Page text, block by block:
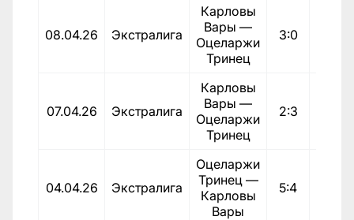
08.04.26 Экстралига
Карловы
Вары —
Оцеларжи
Тринец
3:0
07.04.26 Экстралига
Карловы
Вары —
Оцеларжи
Тринец
2:3
04.04.26 Экстралига
Оцеларжи
Тринец —
Карловы
Вары
5:4